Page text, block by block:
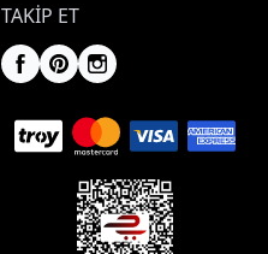
TAKIP ET